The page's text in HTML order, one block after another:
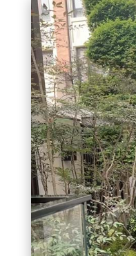
视
频
播
放
器